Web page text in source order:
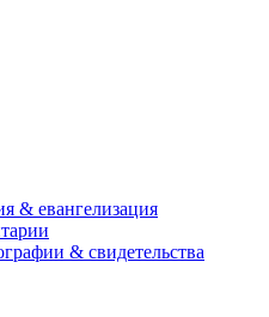
& евангелизация
& свидетельства